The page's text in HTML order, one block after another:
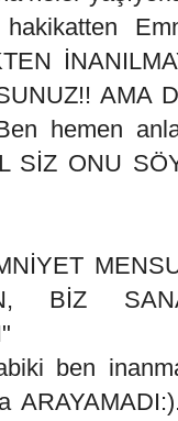
AMA
hemen
SİZ ONU
BİZ
ben